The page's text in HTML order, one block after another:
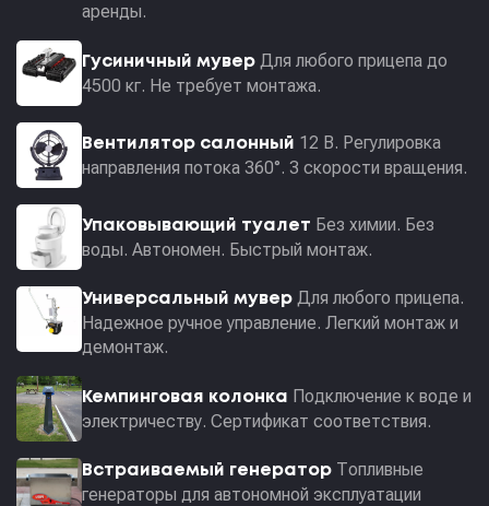
аренды.
Гусиничный мувер Для любого прицепа до
4500 кг. Не требует монтажа.
Вентилятор салонный 12 В. Регулировка
направления потока 360°. 3 скорости вращения.
Упаковывающий туалет Без химии. Без
воды. Автономен. Быстрый монтаж.
Универсальный мувер Для любого прицепа.
Надежное ручное управление. Легкий монтаж и
демонтаж.
Кемпинговая колонка Подключение к воде и
электричеству. Сертификат соответствия.
Встраиваемый генератор Топливные
генераторы для автономной эксплуатации